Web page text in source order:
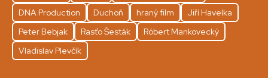
DNA Production
Duchoň hraný film
Jiří Havelka
Peter Bebjak
Rasťo Šesták
Róbert Mankovecký
Vladislav Plevčík